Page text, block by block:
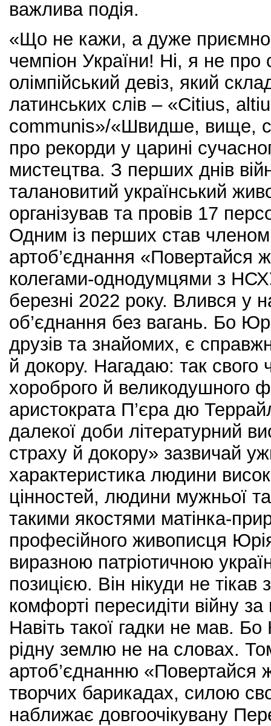
важлива подія.
«Що не кажи, а дуже приємно
чемпіон України! Ні, я не про
олімпійський девіз, який
латинських слів – «Citius,
communis»/«Швидше, вище,
про рекорди у царині
мистецтва. З перших днів
талановитий український
організував та провів 17
Одним із перших став
артоб’єднання «Повертайся
колегами-однодумцями з
березні 2022 року. Влився у
об’єднання без вагань. Бо
друзів та знайомих, є
й докору. Нагадаю: так свого
хороброго й великодушного
аристократа П’єра дю
далекої доби літературний
страху й докору» зазвичай
характеристика людини
цінностей, людини мужньої
такими якостями матінка-
професійного живописця
виразною патріотичною
позицією. Він нікуди не тікав
комфорті пересидіти війну
Навіть такої гадки не мав.
рідну землю не на словах.
артоб’єднанню «Повертайся
творчих барикадах, силою
наближає довгоочікувану